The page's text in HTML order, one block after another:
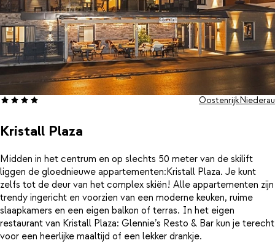
Kristall Plaza
OostenrijkNiederau
Midden in het centrum en op slechts 50 meter van de skilift
liggen de gloednieuwe appartementen:Kristall Plaza. Je kunt
zelfs tot de deur van het complex skiën! Alle appartementen zijn
trendy ingericht en voorzien van een moderne keuken, ruime
slaapkamers en een eigen balkon of terras. In het eigen
restaurant van Kristall Plaza: Glennie’s Resto & Bar kun je terecht
voor een heerlijke maaltijd of een lekker drankje.